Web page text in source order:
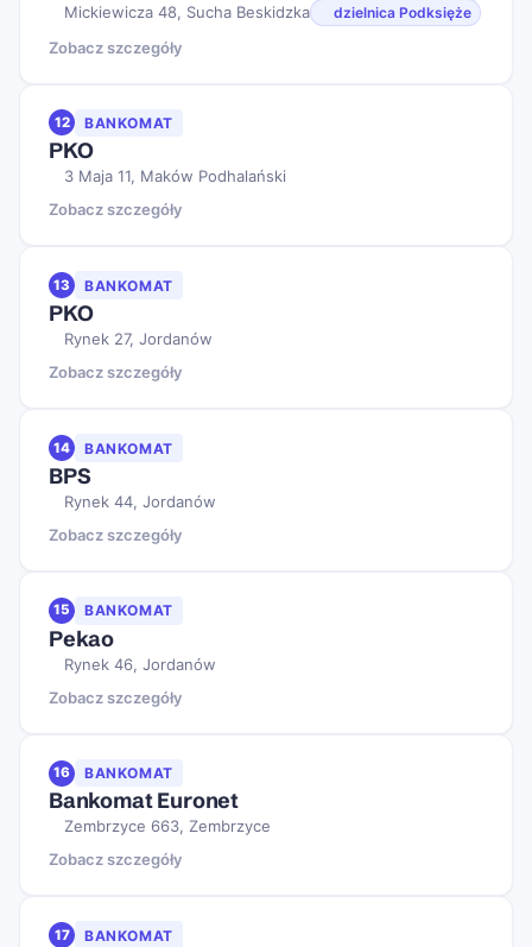
Mickiewicza 48, Sucha Beskidzka dzielnica Podksięże
Zobacz szczegóły
12 BANKOMAT
PKO
3 Maja 11, Maków Podhalański
Zobacz szczegóły
13 BANKOMAT
PKO
Rynek 27, Jordanów
Zobacz szczegóły
14 BANKOMAT
BPS
Rynek 44, Jordanów
Zobacz szczegóły
15 BANKOMAT
Pekao
Rynek 46, Jordanów
Zobacz szczegóły
16 BANKOMAT
Bankomat Euronet
Zembrzyce 663, Zembrzyce
Zobacz szczegóły
17 BANKOMAT